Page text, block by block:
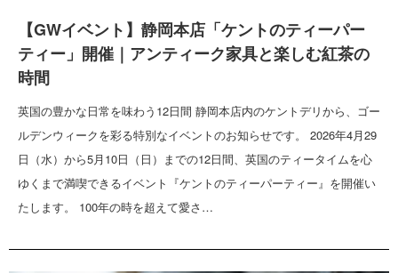
【GWイベント】静岡本店「ケントのティーパー
ティー」開催｜アンティーク家具と楽しむ紅茶の
時間
英国の豊かな日常を味わう12日間 静岡本店内のケントデリから、ゴー
ルデンウィークを彩る特別なイベントのお知らせです。 2026年4月29
日（水）から5月10日（日）までの12日間、英国のティータイムを心
ゆくまで満喫できるイベント『ケントのティーパーティー』を開催い
たします。 100年の時を超えて愛さ…